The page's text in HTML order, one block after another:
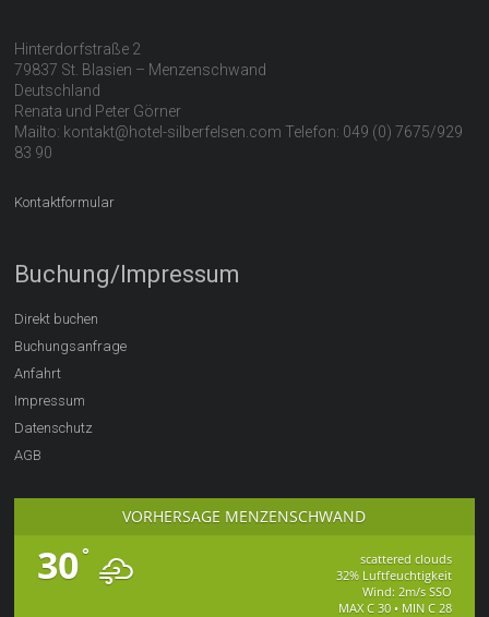
Hinterdorfstraße 2
79837 St. Blasien – Menzenschwand
Deutschland
Renata und Peter Görner
Mailto: kontakt@hotel-silberfelsen.com Telefon: 049 (0) 7675/929
83 90
Kontaktformular
Buchung/Impressum
Direkt buchen
Buchungsanfrage
Anfahrt
Impressum
Datenschutz
AGB
VORHERSAGE MENZENSCHWAND
30°
scattered clouds
32% Luftfeuchtigkeit
Wind: 2m/s SSO
MAX C 30 • MIN C 28